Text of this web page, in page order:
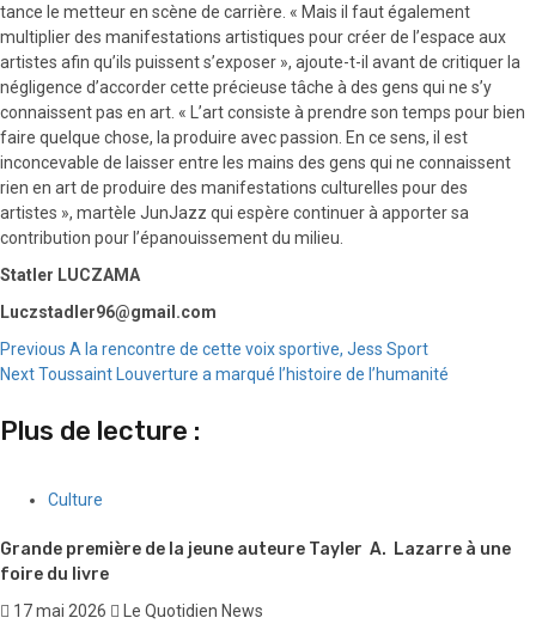
tance le metteur en scène de carrière. « Mais il faut également
multiplier des manifestations artistiques pour créer de l’espace aux
artistes afin qu’ils puissent s’exposer », ajoute-t-il avant de critiquer la
négligence d’accorder cette précieuse tâche à des gens qui ne s’y
connaissent pas en art. « L’art consiste à prendre son temps pour bien
faire quelque chose, la produire avec passion. En ce sens, il est
inconcevable de laisser entre les mains des gens qui ne connaissent
rien en art de produire des manifestations culturelles pour des
artistes », martèle JunJazz qui espère continuer à apporter sa
contribution pour l’épanouissement du milieu.
Statler LUCZAMA
Luczstadler96@gmail.com
Continue
Reading
Previous A la rencontre de cette voix sportive, Jess Sport
NextToussaint Louverture a marqué l’histoire de l’humanité
Plus de lecture :
Culture
Grande première de la jeune auteure Tayler A. Lazarre à une
foire du livre
17 mai 2026 Le Quotidien News